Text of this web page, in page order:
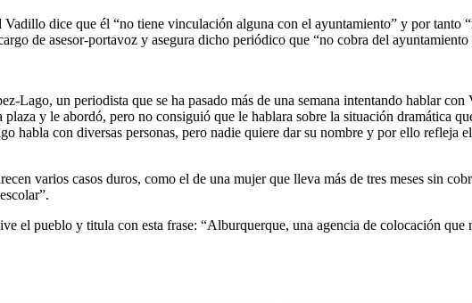
dice que él “no tiene vinculación alguna con el ayuntamiento” y por tanto
de asesor-portavoz y asegura dicho periódico que “no cobra del ayuntamiento
Lago, un periodista que se ha pasado más de una semana intentando hablar
y le abordó, pero no consiguió que le hablara sobre la situación dramática
habla con diversas personas, pero nadie quiere dar su nombre y por ello refleja
varios casos duros, como el de una mujer que lleva más de tres meses sin
el pueblo y titula con esta frase: “Alburquerque, una agencia de colocación que